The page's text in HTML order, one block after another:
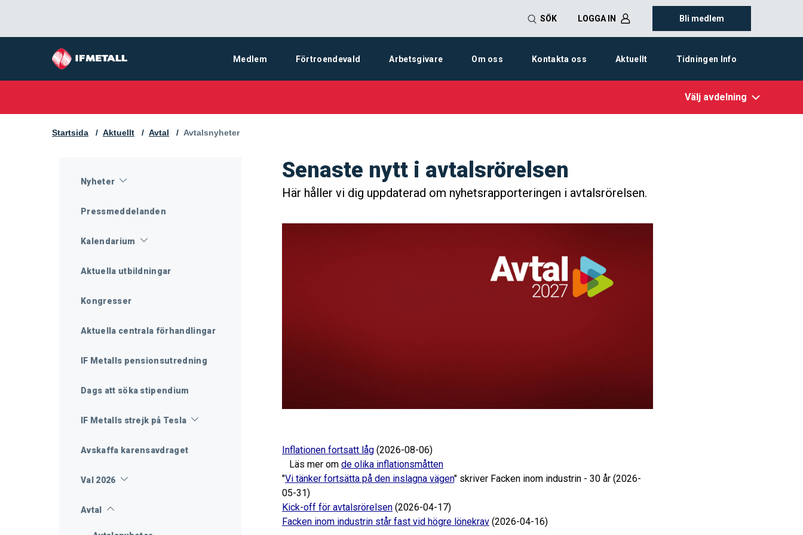
SÖK LOGGA IN Bli medlem
Medlem Förtroendevald Arbetsgivare Om oss Kontakta oss Aktuellt Tidningen Info
Välj avdelning
Startsida Aktuellt Avtal Aktuell sida:
Avtalsnyheter
Nyheter
Pressmeddelanden
Kalendarium
Aktuella utbildningar
Kongresser
Aktuella centrala förhandlingar
IF Metalls pensionsutredning
Dags att söka stipendium
IF Metalls strejk på Tesla
Avskaffa karensavdraget
Val 2026
Avtal
Senaste nytt i avtalsrörelsen
Här håller vi dig uppdaterad om nyhetsrapporteringen i avtalsrörelsen.
Inflationen fortsatt låg(2026-08-06)
Läs mer om de olika inflationsmåtten
"Vi tänker fortsätta på den inslagna vägen" skriver Facken inom industrin - 30 år (2026-
05-31)
Kick-off för avtalsrörelsen(2026-04-17)
Facken inom industrin står fast vid högre lönekrav(2026-04-16)